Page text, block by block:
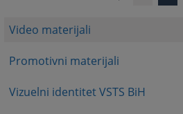
Video materijali
Promotivni materijali
Vizuelni identitet VSTS BiH